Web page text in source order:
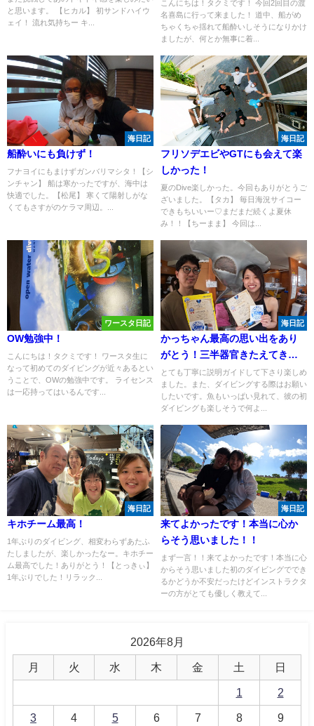
と思います。 【ヒカル】 初サンドハイウ
ェイ！ 流れ気持ちー キ...
こんにちは！タクミです！ 今回2回目の渡
名喜島に行って来ました！ 道中、船がめ
ちゃくちゃ揺れて船酔いしそうになりかけ
ましたが、何とか無事に着...
海日記
船酔いにも負けず！
フナヨイにもまけずガンバリマシタ！【シ
ンチャン】 船は寒かったですが、海中は
快適でした。【松尾】 寒くて陽射しがな
くてもさすがのケラマ周辺。...
海日記
フリソデエビやGTにも会えて楽
しかった！
夏のDive楽しかった。今回もありがとうご
ざいました。【タカ】 毎日海況サイコー
できもちいいー♡まだまだ続くよ夏休
み！！【ちーまま】 今回は...
ワースタ日記
OW勉強中！
こんにちは！タクミです！ ワースタ生に
なって初めてのダイビングが近々あるとい
うことで、OWの勉強中です。 ライセンス
は一応持ってはいるんです...
海日記
かっちゃん最高の思い出をあり
がとう！三半器官きたえてきま
す！
とても丁寧に説明ガイドして下さり楽しめ
ました。また、ダイビングする際はお願い
したいです。魚もいっぱい見れて、彼の初
ダイビングも楽しそうで何よ...
海日記
キホチーム最高！
1年ぶりのダイビング、相変わらずあたふ
たしましたが、楽しかったなー。キホチー
ム最高でした！ありがとう！【とっきぃ】
1年ぶりでした！リラック...
海日記
来てよかったです！本当に心か
らそう思いました！！
まず一言！！来てよかったです！本当に心
からそう思いました初のダイビングででき
るかどうか不安だったけどインストラクタ
ーの方がとても優しく教えて...
2026年8月
月 火 水 木 金 土 日
1 2
3 4 5 6 7 8 9